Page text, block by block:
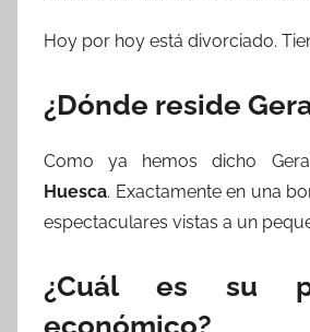
Hoy por hoy está divorciado.
¿Dónde reside
Como ya hemos dicho
Huesca. Exactamente en una
espectaculares vistas a un
¿Cuál es su
económico?